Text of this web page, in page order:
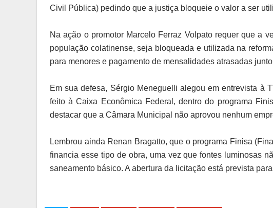
Civil Pública) pedindo que a justiça bloqueie o valor a ser
Na ação o promotor Marcelo Ferraz Volpato requer que a
população colatinense, seja bloqueada e utilizada na
para menores e pagamento de mensalidades atrasadas
Em sua defesa, Sérgio Meneguelli alegou em entrevista à
feito à Caixa Econômica Federal, dentro do programa
destacar que a Câmara Municipal não aprovou nenhum
Lembrou ainda Renan Bragatto, que o programa Finisa
financia esse tipo de obra, uma vez que fontes luminosas
saneamento básico. A abertura da licitação está prevista